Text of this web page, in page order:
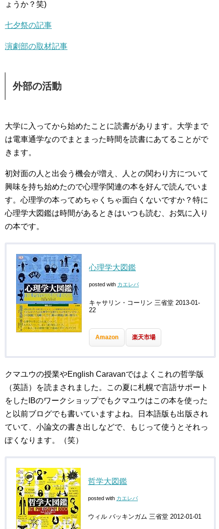
ょうか？笑)
七夕祭の記事
演劇部の取材記事
外部の活動
大学に入ってから始めたことに読書があります。大学まで
は電車通学なのでまとまった時間を読書にあてることがで
きます。
初対面の人と出会う機会が増え、人との関わり方について
興味を持ち始めたので心理学関連の本を好んで読んでいま
す。心理学の本ってめちゃくちゃ面白くないですか？特に
心理学大図鑑は時間があるときはいつも読む、お気に入り
の本です。
心理学大図鑑
posted with カエレバ
キャサリン・コーリン 三省堂 2013-01-
22
Amazon 楽天市場
クマユウの授業やEnglish Caravanではよくこれの哲学版
（英語）を読まされました。この夏に札幌で言語サポート
をしたIBのワークショップでもクマユウはこの本を使った
と以前ブログでも書いていますよね。日本語版も出版され
ていて、小論文の書き出しなどで、もじって使うとそれっ
ぽくなります。（笑）
哲学大図鑑
posted with カエレバ
ウィル バッキンガム 三省堂 2012-01-01